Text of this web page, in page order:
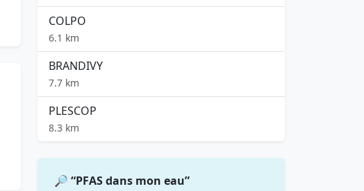
COLPO
6.1 km
BRANDIVY
7.7 km
PLESCOP
8.3 km
🔎 “PFAS dans mon eau”